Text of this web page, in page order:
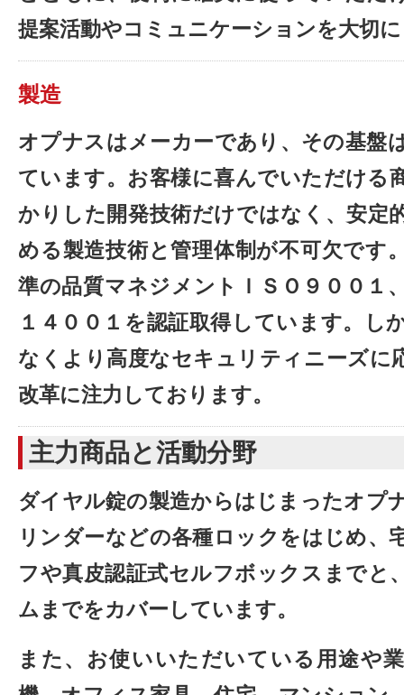
提案活動やコミュニケーションを大切
製造
オプナスはメーカーであり、その基盤
ています。お客様に喜んでいただける
かりした開発技術だけではなく、安定
める製造技術と管理体制が不可欠です
準の品質マネジメントＩＳＯ９００１
１４００１を認証取得しています。し
なくより高度なセキュリティニーズに
改革に注力しております。
主力商品と活動分野
ダイヤル錠の製造からはじまったオプ
リンダーなどの各種ロックをはじめ、
フや真皮認証式セルフボックスまでと
ムまでをカバーしています。
また、お使いいただいている用途や